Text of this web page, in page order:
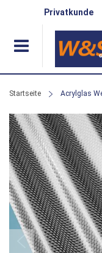
Privatkunde
Startseite Acrylglas
Zum
Ende
der
Bildergalerie
springen